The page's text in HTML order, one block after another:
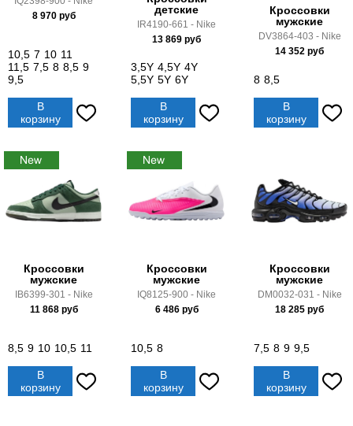
8 970руб
10,5 7 10 11
11,5 7,5 8 8,5 9
9,5
В
корзину
детские
IR4190-661 - Nike
13 869 руб
3,5Y 4,5Y 4Y
5,5Y 5Y 6Y
В
корзину
Кроссовки
мужские
DV3864-403 - Nike
14 352 руб
8 8,5
В
корзину
Кроссовки
мужские
IB6399-301 - Nike
11 868руб
8,5 9 10 10,5 11
В
корзину
Кроссовки
мужские
IQ8125-900 - Nike
6 486руб
10,5 8
В
корзину
Кроссовки
мужские
DM0032-031 - Nike
18 285 руб
7,5 8 9 9,5
В
корзину